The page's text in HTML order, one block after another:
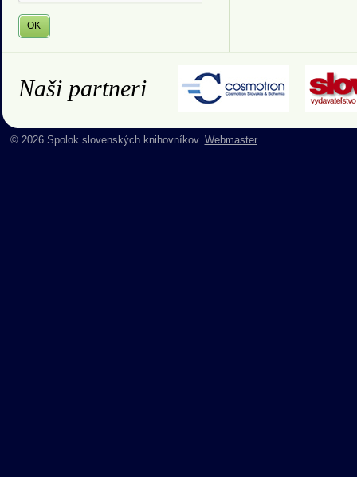
Naši partneri
© 2026 Spolok slovenských knihovníkov. Webmaster